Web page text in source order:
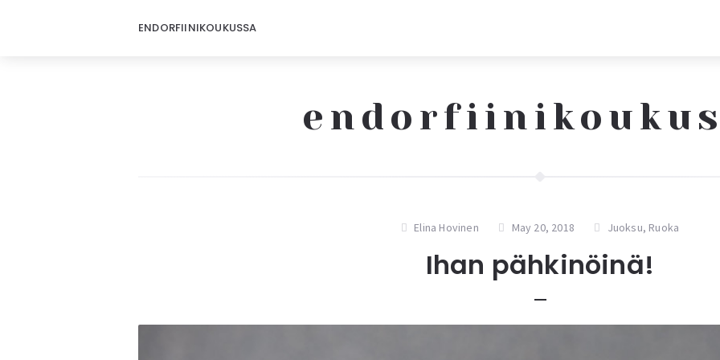
ENDORFIINIKOUKUSSA
Elina Hovinen May 20, 2018 Juoksu, Ruoka
Ihan pähkinöinä!